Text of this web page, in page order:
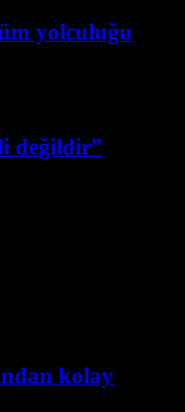
yolculuğu
değildir”
kolay